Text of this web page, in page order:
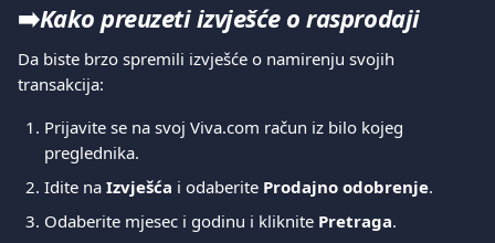
➡️Kako preuzeti izvješće o rasprodaji
Da biste brzo spremili izvješće o namirenju svojih
transakcija:
Prijavite se na svoj Viva.com račun iz bilo kojeg
preglednika.
Idite na Izvješća i odaberite Prodajno odobrenje.
Odaberite mjesec i godinu i kliknite Pretraga.